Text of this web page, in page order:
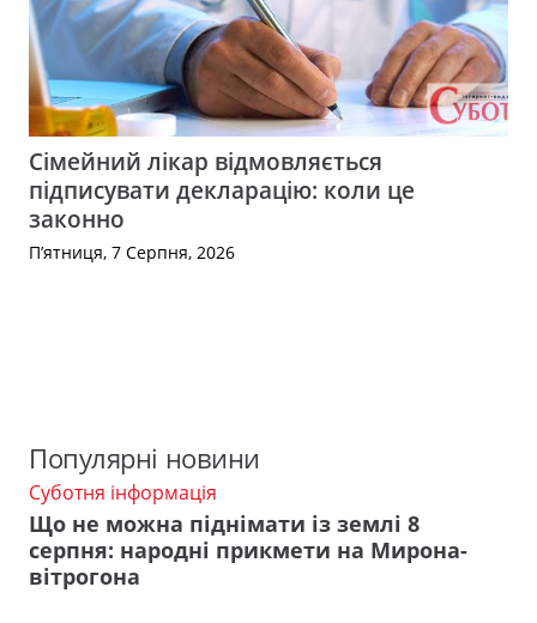
Сімейний лікар відмовляється
підписувати декларацію: коли це
законно
П’ятниця, 7 Серпня, 2026
Популярні новини
Суботня інформація
Що не можна піднімати із землі 8
серпня: народні прикмети на Мирона-
вітрогона